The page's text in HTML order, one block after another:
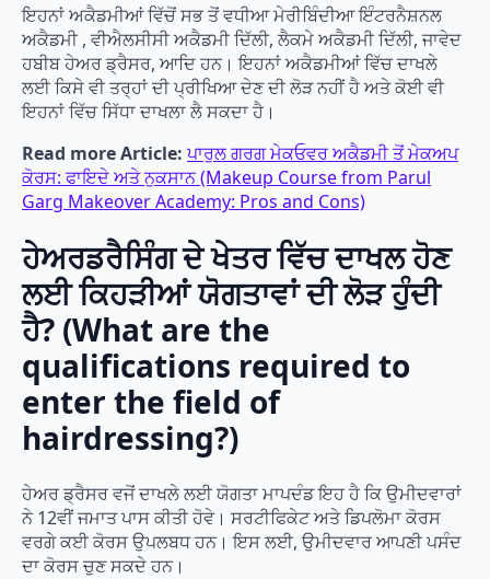
ਇਹਨਾਂ ਅਕੈਡਮੀਆਂ ਵਿੱਚੋਂ ਸਭ ਤੋਂ ਵਧੀਆ ਮੇਰੀਬਿੰਦੀਆ ਇੰਟਰਨੈਸ਼ਨਲ
ਅਕੈਡਮੀ , ਵੀਐਲਸੀਸੀ ਅਕੈਡਮੀ ਦਿੱਲੀ, ਲੈਕਮੇ ਅਕੈਡਮੀ ਦਿੱਲੀ, ਜਾਵੇਦ
ਹਬੀਬ ਹੇਅਰ ਡ੍ਰੈਸਰ, ਆਦਿ ਹਨ। ਇਹਨਾਂ ਅਕੈਡਮੀਆਂ ਵਿੱਚ ਦਾਖਲੇ
ਲਈ ਕਿਸੇ ਵੀ ਤਰ੍ਹਾਂ ਦੀ ਪ੍ਰੀਖਿਆ ਦੇਣ ਦੀ ਲੋੜ ਨਹੀਂ ਹੈ ਅਤੇ ਕੋਈ ਵੀ
ਇਹਨਾਂ ਵਿੱਚ ਸਿੱਧਾ ਦਾਖਲਾ ਲੈ ਸਕਦਾ ਹੈ।
Read more Article:ਪਾਰੁਲ ਗਰਗ ਮੇਕਓਵਰ ਅਕੈਡਮੀ ਤੋਂ ਮੇਕਅਪ
ਕੋਰਸ: ਫਾਇਦੇ ਅਤੇ ਨੁਕਸਾਨ (Makeup Course from Parul
Garg Makeover Academy: Pros and Cons)
ਹੇਅਰਡਰੈਸਿੰਗ ਦੇ ਖੇਤਰ ਵਿੱਚ ਦਾਖਲ ਹੋਣ
ਲਈ ਕਿਹੜੀਆਂ ਯੋਗਤਾਵਾਂ ਦੀ ਲੋੜ ਹੁੰਦੀ
ਹੈ? (What are the
qualifications required to
enter the field of
hairdressing?)
ਹੇਅਰ ਡ੍ਰੈਸਰ ਵਜੋਂ ਦਾਖਲੇ ਲਈ ਯੋਗਤਾ ਮਾਪਦੰਡ ਇਹ ਹੈ ਕਿ ਉਮੀਦਵਾਰਾਂ
ਨੇ 12ਵੀਂ ਜਮਾਤ ਪਾਸ ਕੀਤੀ ਹੋਵੇ। ਸਰਟੀਫਿਕੇਟ ਅਤੇ ਡਿਪਲੋਮਾ ਕੋਰਸ
ਵਰਗੇ ਕਈ ਕੋਰਸ ਉਪਲਬਧ ਹਨ। ਇਸ ਲਈ, ਉਮੀਦਵਾਰ ਆਪਣੀ ਪਸੰਦ
ਦਾ ਕੋਰਸ ਚੁਣ ਸਕਦੇ ਹਨ।